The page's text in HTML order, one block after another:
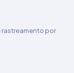
por